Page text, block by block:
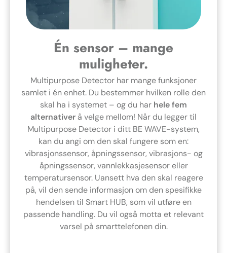
Én sensor – mange
muligheter.
Multipurpose Detector har mange funksjoner
samlet i én enhet. Du bestemmer hvilken rolle den
skal ha i systemet – og du har hele fem
alternativer å velge mellom! Når du legger til
Multipurpose Detector i ditt BE WAVE-system,
kan du angi om den skal fungere som en:
vibrasjonssensor, åpningssensor, vibrasjons- og
åpningssensor, vannlekkasjesensor eller
temperatursensor. Uansett hva den skal reagere
på, vil den sende informasjon om den spesifikke
hendelsen til Smart HUB, som vil utføre en
passende handling. Du vil også motta et relevant
varsel på smarttelefonen din.